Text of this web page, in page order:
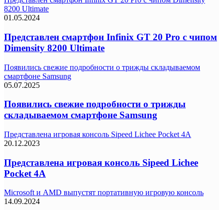
8200 Ultimate
01.05.2024
Представлен смартфон Infinix GT 20 Pro с чипом
Dimensity 8200 Ultimate
Появились свежие подробности о трижды складываемом
смартфоне Samsung
05.07.2025
Появились свежие подробности о трижды
складываемом смартфоне Samsung
Представлена игровая консоль Sipeed Lichee Pocket 4A
20.12.2023
Представлена игровая консоль Sipeed Lichee
Pocket 4A
Microsoft и AMD выпустят портативную игровую консоль
14.09.2024